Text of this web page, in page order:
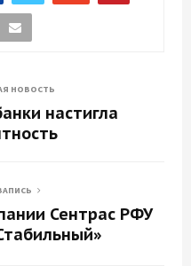
НОВОСТЬ
настигла
Сентрас РФУ